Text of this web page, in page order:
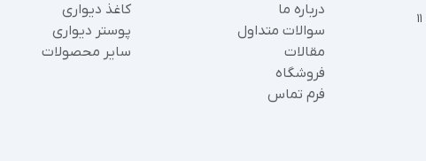
درباره ما
سوالات متداول
مقالات
فروشگاه
فرم تماس
کاغذ دیواری
پوستر دیواری
سایر محصولات